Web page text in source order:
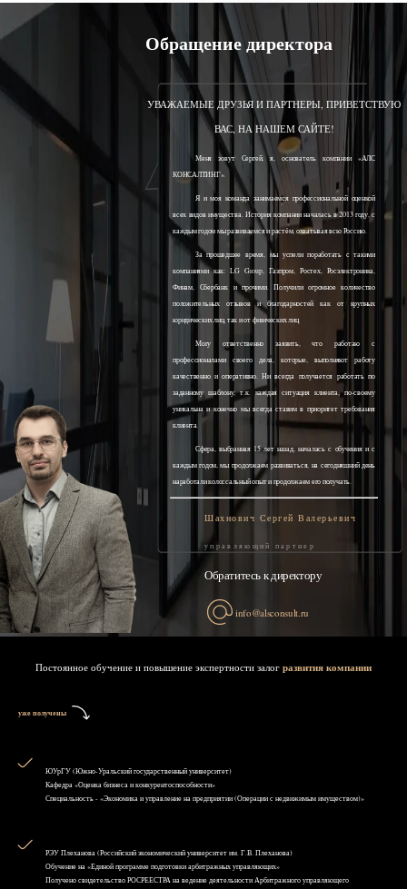
Обращение директора
УВАЖАЕМЫЕ ДРУЗЬЯ И ПАРТНЕРЫ, ПРИВЕТСТВУЮ
ВАС, НА НАШЕМ САЙТЕ!
Меня зовут Сергей, я, основатель компании «АЛС
КОНСАЛТИНГ».
Я и моя команда занимаемся профессиональной оценкой
всех видов имущества. История компании началась в 2013 году, с
каждым годом мы развиваемся и растём, охватывая всю Россию.
За прошедшее время, мы успели поработать с такими
компаниями как: LG Group, Газпром, Ростех, Росэлектроника,
Финам, Сбербанк и прочими. Получили огромное количество
положительных отзывов и благодарностей как от крупных
юридических лиц, так и от физических лиц.
Могу ответственно заявить, что работаю с
профессионалами своего дела, которые, выполняют работу
качественно и оперативно. Ни всегда получается работать по
заданному шаблону, т.к. каждая ситуация клиента, по-своему
уникальна и конечно мы всегда ставим в приоритет требования
клиента.
Сфера, выбранная 15 лет назад, началась с обучения и с
каждым годом, мы продолжаем развиваться, на сегодняшний день
наработали колоссальный опыт и продолжаем его получать.
Шахнович Сергей Валерьевич
управляющий партнер
Обратитесь к директору
info@alsconsult.ru
Постоянное обучение и повышение экспертности залог развития компании
уже получены
ЮУрГУ (Южно-Уральский государственный университет)
Кафедра «Оценка бизнеса и конкурентоспособности»
Специальность - «Экономика и управление на предприятии (Операции с недвижимым имуществом)»
РЭУ Плеханова (Российский экономический университет им. Г.В. Плеханова)
Обучение на «Единой программе подготовки арбитражных управляющих»
Получено свидетельство РОСРЕЕСТРА на ведение деятельности Арбитражного управляющего